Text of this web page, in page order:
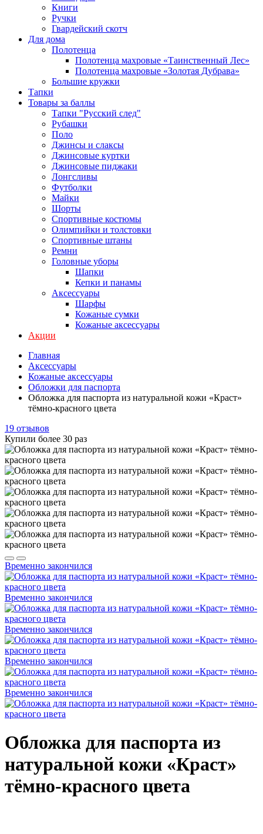
Книги
Ручки
Гвардейский скотч
Для дома
Полотенца
Полотенца махровые «Таинственный Лес»
Полотенца махровые «Золотая Дубрава»
Большие кружки
Тапки
Товары за баллы
Тапки "Русский след"
Рубашки
Поло
Джинсы и слаксы
Джинсовые куртки
Джинсовые пиджаки
Лонгсливы
Футболки
Майки
Шорты
Спортивные костюмы
Олимпийки и толстовки
Спортивные штаны
Ремни
Головные уборы
Шапки
Кепки и панамы
Аксессуары
Шарфы
Кожаные сумки
Кожаные аксессуары
Акции
Главная
Аксессуары
Кожаные аксессуары
Обложки для паспорта
Обложка для паспорта из натуральной кожи «Краст»
тёмно-красного цвета
19 отзывов
Купили более 30 раз
Временно закончился
Временно закончился
Временно закончился
Временно закончился
Временно закончился
Обложка для паспорта из
натуральной кожи «Краст»
тёмно-красного цвета